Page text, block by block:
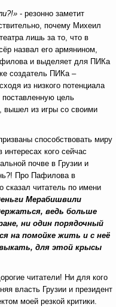
- резонно заметит
почему Михеил
лишь за то, что в
назвал его армянином,
и выделяет для ПИКа
создатель ПИКа –
из низкого потенциала
поставленную цель
вышел из игры со своими
способствовать миру
кого сейчас
почве в Грузии и
Про Пафилова в
сказал читатель по имени
Мерабишвили
ведь больше
ни один порядочный
на помойке жить и с неё
для этой крысы
читатели! Ни для кого
власть Грузии и президент
моей резкой критики.